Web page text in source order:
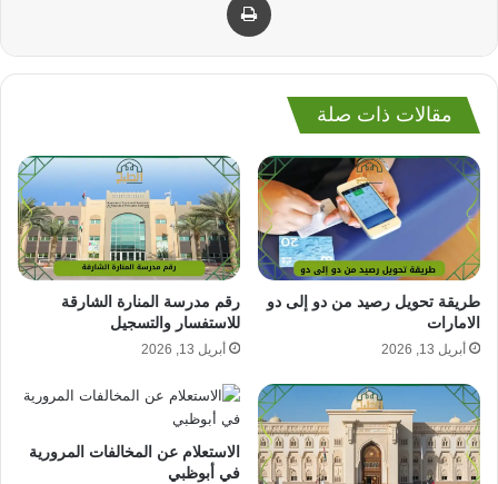
مقالات ذات صلة
طريقة تحويل رصيد من دو إلى دو
الامارات
أبريل 13, 2026
رقم مدرسة المنارة الشارقة
للاستفسار والتسجيل
أبريل 13, 2026
الاستعلام عن المخالفات المرورية
في أبوظبي